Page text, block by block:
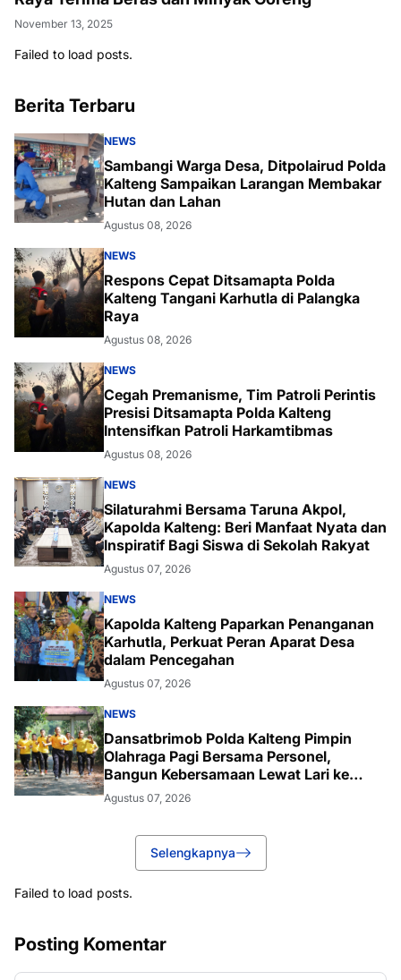
November 13, 2025
Failed to load posts.
Berita Terbaru
NEWS
Sambangi Warga Desa, Ditpolairud Polda
Kalteng Sampaikan Larangan Membakar
Hutan dan Lahan
Agustus 08, 2026
NEWS
Respons Cepat Ditsamapta Polda
Kalteng Tangani Karhutla di Palangka
Raya
Agustus 08, 2026
NEWS
Cegah Premanisme, Tim Patroli Perintis
Presisi Ditsamapta Polda Kalteng
Intensifkan Patroli Harkamtibmas
Agustus 08, 2026
NEWS
Silaturahmi Bersama Taruna Akpol,
Kapolda Kalteng: Beri Manfaat Nyata dan
Inspiratif Bagi Siswa di Sekolah Rakyat
Agustus 07, 2026
NEWS
Kapolda Kalteng Paparkan Penanganan
Karhutla, Perkuat Peran Aparat Desa
dalam Pencegahan
Agustus 07, 2026
NEWS
Dansatbrimob Polda Kalteng Pimpin
Olahraga Pagi Bersama Personel,
Bangun Kebersamaan Lewat Lari ke
Bukit Baranahu
Agustus 07, 2026
Selengkapnya
Failed to load posts.
Posting Komentar